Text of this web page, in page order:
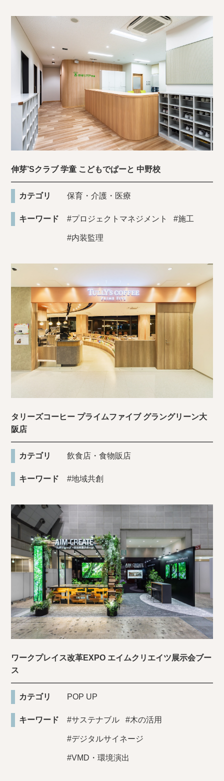
伸芽’Sクラブ 学童 こどもでぱーと 中野校
カテゴリ 保育・介護・医療
キーワード #プロジェクトマネジメント #施工
#内装監理
タリーズコーヒー プライムファイブ グラングリーン大
阪店
カテゴリ 飲食店・食物販店
キーワード #地域共創
ワークプレイス改革EXPO エイムクリエイツ展示会ブー
ス
カテゴリ POP UP
キーワード #サステナブル #木の活用
#デジタルサイネージ
#VMD・環境演出